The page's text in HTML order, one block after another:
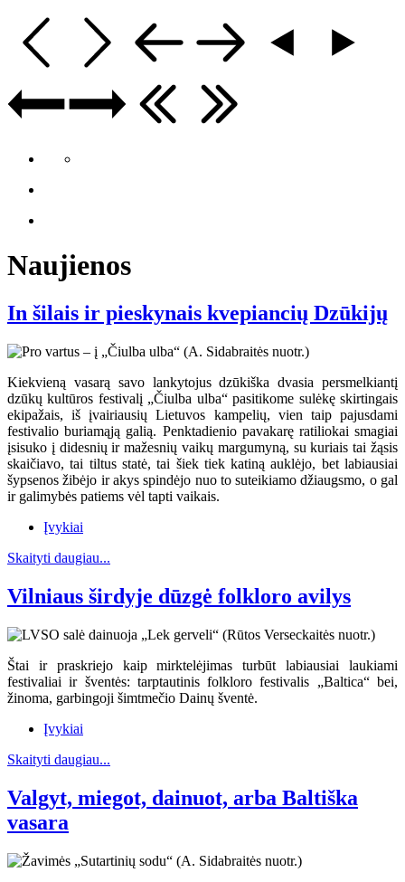
Naujienos
In šilais ir pieskynais kvepiancių Dzūkijų
Kiekvieną vasarą savo lankytojus dzūkiška dvasia persmelkiantį
dzūkų kultūros festivalį „Čiulba ulba“ pasitikome sulėkę skirtingais
ekipažais, iš įvairiausių Lietuvos kampelių, vien taip pajusdami
festivalio buriamąją galią. Penktadienio pavakarę ratiliokai smagiai
įsisuko į didesnių ir mažesnių vaikų margumyną, su kuriais tai žąsis
skaičiavo, tai tiltus statė, tai šiek tiek katiną auklėjo, bet labiausiai
šypsenos žibėjo ir akys spindėjo nuo to suteikiamo džiaugsmo, o gal
ir galimybės patiems vėl tapti vaikais.
Įvykiai
Skaityti daugiau...
Vilniaus širdyje dūzgė folkloro avilys
Štai ir praskriejo kaip mirktelėjimas turbūt labiausiai laukiami
festivaliai ir šventės: tarptautinis folkloro festivalis „Baltica“ bei,
žinoma, garbingoji šimtmečio Dainų šventė.
Įvykiai
Skaityti daugiau...
Valgyt, miegot, dainuot, arba Baltiška
vasara